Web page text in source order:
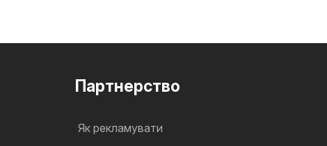
Партнерство
Як рекламувати